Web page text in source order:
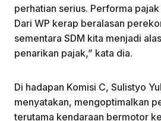
perhatian serius. Performa
Dari WP kerap beralasan
sementara SDM kita menjadi
penarikan pajak,” kata dia.
Di hadapan Komisi C, Sulistyo
menyatakan, mengoptimalkan
terutama kendaraan bermotor